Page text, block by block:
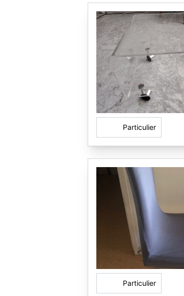
Particulier
Particulier